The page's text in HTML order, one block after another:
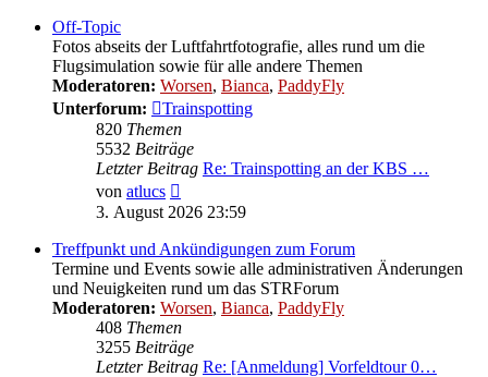
Off-Topic
Fotos abseits der Luftfahrtfotografie, alles rund um die
Flugsimulation sowie für alle andere Themen
Moderatoren: Worsen, Bianca, PaddyFly
Unterforum:
Trainspotting
820 Themen
5532 Beiträge
Letzter Beitrag Re: Trainspotting an der KBS …
von atlucs
Beitrag
3. August 2026 23:59
Treffpunkt und Ankündigungen zum Forum
Termine und Events sowie alle administrativen Änderungen
und Neuigkeiten rund um das STRForum
Moderatoren: Worsen, Bianca, PaddyFly
408 Themen
3255 Beiträge
Letzter Beitrag Re: [Anmeldung] Vorfeldtour 0…